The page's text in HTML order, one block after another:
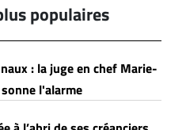
populaires
: la juge en chef Marie-
l'alarme